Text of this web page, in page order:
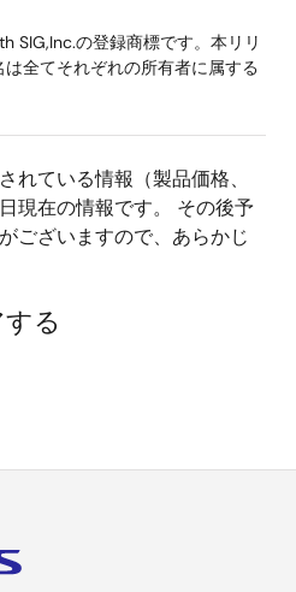
SIG,Inc.の登録商標です。本リリ
全てそれぞれの所有者に属する
れている情報（製品価格、
現在の情報です。 その後予
ございますので、あらかじ
る